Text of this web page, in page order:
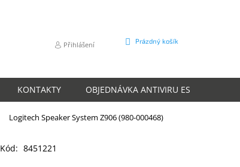
Přihlášení
NÁKUPNÍ
Prázdný košík
KONTAKTY OBJEDNÁVKA ANTIVIRU ESET
Logitech Speaker System Z906 (980-000468)
Kód: 8451221